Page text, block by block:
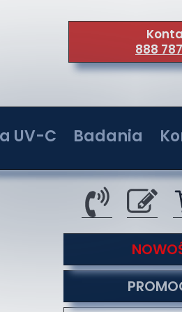
UV-C
36W
72W
108W
144W
Badania
Badania w
O
888